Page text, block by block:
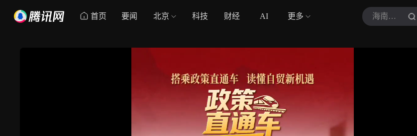
首页 要闻 北京 科技 财经 AI 更多 海南广播电视总台